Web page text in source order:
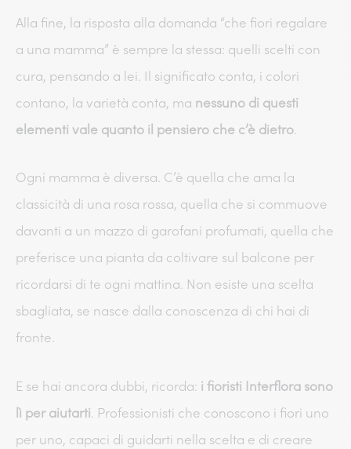
Alla fine, la risposta alla domanda “che fiori regalare
a una mamma” è sempre la stessa: quelli scelti con
cura, pensando a lei. Il significato conta, i colori
contano, la varietà conta, ma nessuno di questi
elementi vale quanto il pensiero che c’è dietro.
Ogni mamma è diversa. C’è quella che ama la
classicità di una rosa rossa, quella che si commuove
davanti a un mazzo di garofani profumati, quella che
preferisce una pianta da coltivare sul balcone per
ricordarsi di te ogni mattina. Non esiste una scelta
sbagliata, se nasce dalla conoscenza di chi hai di
fronte.
E se hai ancora dubbi, ricorda: i fioristi Interflora sono
lì per aiutarti. Professionisti che conoscono i fiori uno
per uno, capaci di guidarti nella scelta e di creare